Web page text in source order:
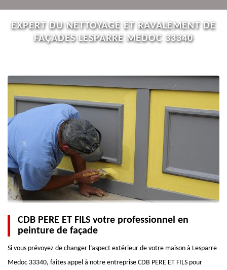
EXPERT DU NETTOYAGE ET RAVALEMENT DE
FAÇADES LESPARRE MEDOC 33340
CDB PERE ET FILS votre professionnel en
peinture de façade
Si vous prévoyez de changer l’aspect extérieur de votre maison à Lesparre
Medoc 33340, faites appel à notre entreprise CDB PERE ET FILS pour